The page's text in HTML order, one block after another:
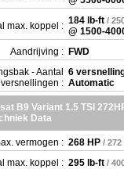
max. koppel : 184 lb-ft /
@ 1500-
Aandrijving : FWD
- Aantal
versnellingen :
6
Automatic
B9 Variant 1.5 TSI
Data
vermogen : 268 HP / 272
max. koppel : 295 lb-ft /